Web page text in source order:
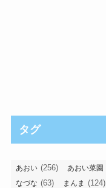
タグ
あおい (256) あおい菜園
なづな (63) まんま (124)